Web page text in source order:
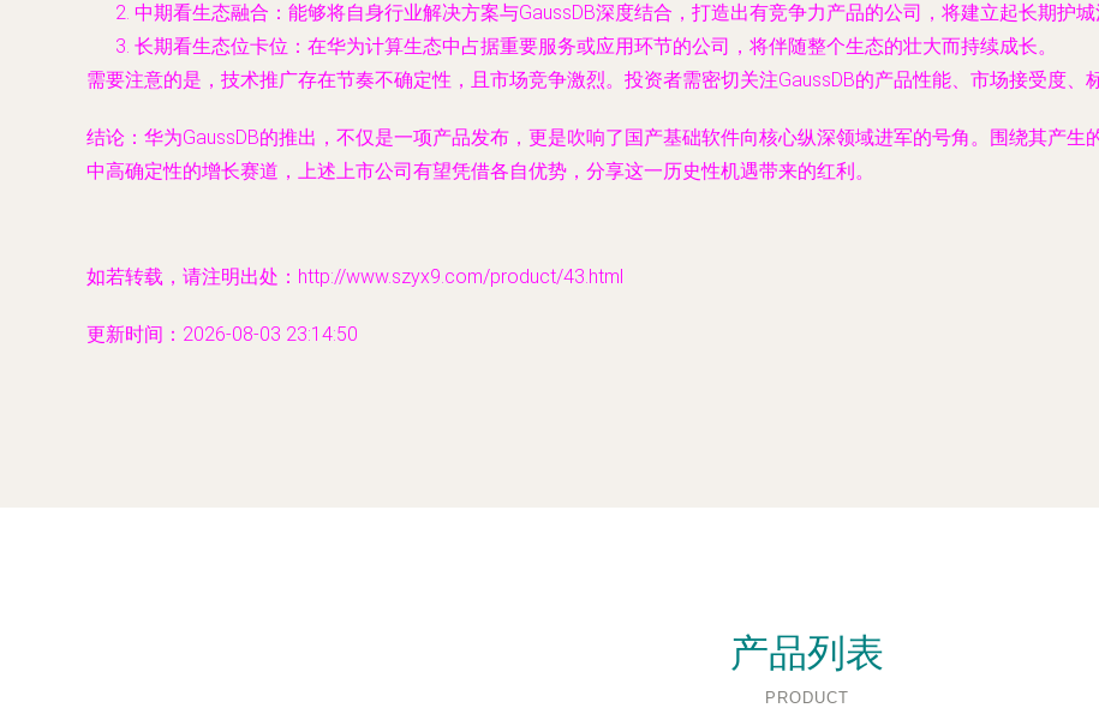
中期看生态融合 ：能够将自身行业解决方案与GaussDB深度结合，打造出有竞争力产品的公司，将建立起长期护城
长期看生态位卡位 ：在华为计算生态中占据重要服务或应用环节的公司，将伴随整个生态的壮大而持续成长。
需要注意的是，技术推广存在节奏不确定性，且市场竞争激烈。投资者需密切关注GaussDB的产品性能、市场接受度、
结论 ：华为GaussDB的推出，不仅是一项产品发布，更是吹响了国产基础软件向核心纵深领域进军的号角。围绕其产
中高确定性的增长赛道，上述上市公司有望凭借各自优势，分享这一历史性机遇带来的红利。
如若转载，请注明出处：http://www.szyx9.com/product/43.html
更新时间：2026-08-03 23:14:50
产品列表
PRODUCT